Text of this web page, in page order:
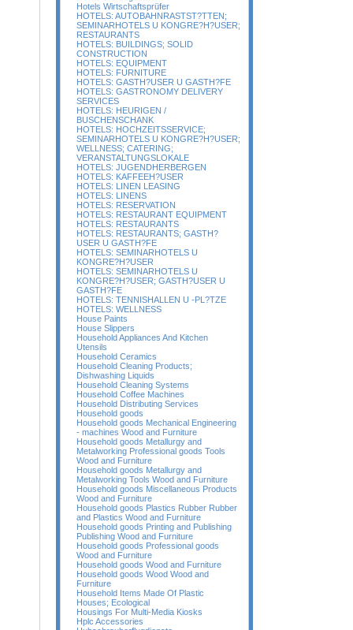
Hotels Wirtschaftsprüfer
HOTELS: AUTOBAHNRASTST?TTEN;
SEMINARHOTELS U KONGRE?H?USER;
RESTAURANTS
HOTELS: BUILDINGS; SOLID
CONSTRUCTION
HOTELS: EQUIPMENT
HOTELS: FURNITURE
HOTELS: GASTH?USER U GASTH?FE
HOTELS: GASTRONOMY DELIVERY
SERVICES
HOTELS: HEURIGEN /
BUSCHENSCHANK
HOTELS: HOCHZEITSSERVICE;
SEMINARHOTELS U KONGRE?H?USER;
WELLNESS; CATERING;
VERANSTALTUNGSLOKALE
HOTELS: JUGENDHERBERGEN
HOTELS: KAFFEEH?USER
HOTELS: LINEN LEASING
HOTELS: LINENS
HOTELS: RESERVATION
HOTELS: RESTAURANT EQUIPMENT
HOTELS: RESTAURANTS
HOTELS: RESTAURANTS; GASTH?
USER U GASTH?FE
HOTELS: SEMINARHOTELS U
KONGRE?H?USER
HOTELS: SEMINARHOTELS U
KONGRE?H?USER; GASTH?USER U
GASTH?FE
HOTELS: TENNISHALLEN U -PL?TZE
HOTELS: WELLNESS
House Paints
House Slippers
Household Appliances And Kitchen
Utensils
Household Ceramics
Household Cleaning Products;
Dishwashing Liquids
Household Cleaning Systems
Household Coffee Machines
Household Distributing Services
Household goods
Household goods Mechanical Engineering
- machines Wood and Furniture
Household goods Metallurgy and
Metalworking Professional goods Tools
Wood and Furniture
Household goods Metallurgy and
Metalworking Tools Wood and Furniture
Household goods Miscellaneous Products
Wood and Furniture
Household goods Plastics Rubber Rubber
and Plastics Wood and Furniture
Household goods Printing and Publishing
Publishing Wood and Furniture
Household goods Professional goods
Wood and Furniture
Household goods Wood and Furniture
Household goods Wood Wood and
Furniture
Household Items Made Of Plastic
Houses; Ecological
Housings For Multi-Media Kiosks
Hplc Accessories